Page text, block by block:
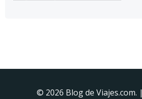
© 2026 Blog de Viajes.com. |